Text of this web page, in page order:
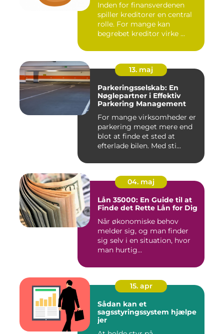
Inden for finansverdenen
spiller kreditorer en central
rolle. For mange kan
begrebet kreditor virke ...
13. maj
Parkeringsselskab: En
Nøglepartner i Effektiv
Parkering Management
For mange virksomheder er
parkering meget mere end
blot at finde et sted at
efterlade bilen. Med sti...
04. maj
Lån 35000: En Guide til at
Finde det Rette Lån for Dig
Når økonomiske behov
melder sig, og man finder
sig selv i en situation, hvor
man hurtig...
15. apr
Sådan kan et
sagsstyringssystem hjælpe
jer